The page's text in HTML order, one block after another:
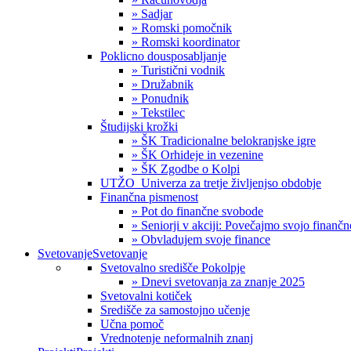
» Sadjar
» Romski pomočnik
» Romski koordinator
Poklicno dousposabljanje
» Turistični vodnik
» Družabnik
» Ponudnik
» Tekstilec
Študijski krožki
» ŠK Tradicionalne belokranjske igre
» ŠK Orhideje in vezenine
» ŠK Zgodbe o Kolpi
UTŽO_Univerza za tretje življenjso obdobje
Finančna pismenost
» Pot do finančne svobode
» Seniorji v akciji: Povečajmo svojo
» Obvladujem svoje finance
SvetovanjeSvetovanje
Svetovalno središče Pokolpje
» Dnevi svetovanja za znanje 2025
Svetovalni kotiček
Središče za samostojno učenje
Učna pomoč
Vrednotenje neformalnih znanj